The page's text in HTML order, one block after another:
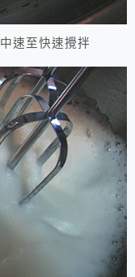
中速至快速攪拌